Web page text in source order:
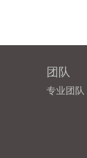
团队
专业团队